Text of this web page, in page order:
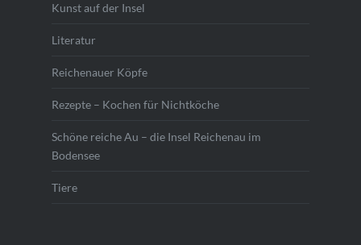
Kunst auf der Insel
Literatur
Reichenauer Köpfe
Rezepte – Kochen für Nichtköche
Schöne reiche Au – die Insel Reichenau im
Bodensee
Tiere